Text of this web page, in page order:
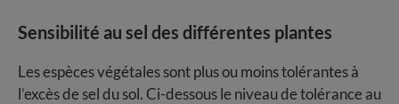
Sensibilité au sel des différentes plantes
Les espèces végétales sont plus ou moins tolérantes à
l’excès de sel du sol. Ci-dessous le niveau de tolérance au